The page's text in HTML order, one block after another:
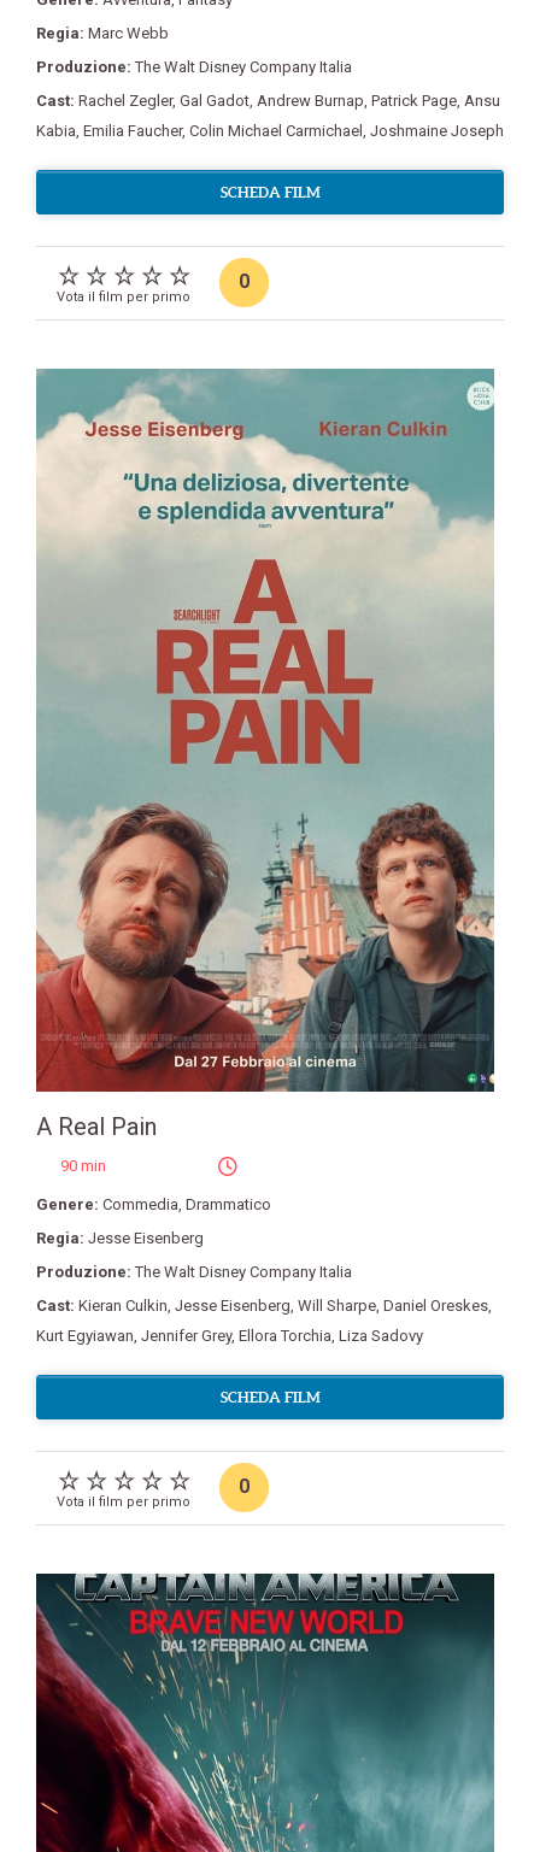
Regia: Marc Webb
Produzione:The Walt Disney Company Italia
Cast: Rachel Zegler, Gal Gadot Andrew Burnap Patrick Page Ansu
Kabia Emilia Faucher, Colin Michael Carmichael Joshmaine Joseph
SCHEDA FILM
Vota il film per primo
0
A Real Pain
90 min
Genere: Commedia, Drammatico
Regia: Jesse Eisenberg
Produzione:The Walt Disney Company Italia
Cast: Kieran Culkin, Jesse Eisenberg, Will Sharpe, Daniel Oreskes,
Kurt Egyiawan, Jennifer Grey, Ellora Torchia, Liza Sadovy
SCHEDA FILM
Vota il film per primo
0